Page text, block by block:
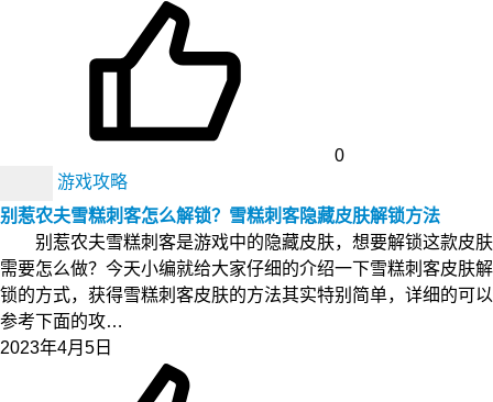
0
游戏攻略
别惹农夫雪糕刺客怎么解锁？雪糕刺客隐藏皮肤解锁方法
别惹农夫雪糕刺客是游戏中的隐藏皮肤，想要解锁这款皮肤
需要怎么做？今天小编就给大家仔细的介绍一下雪糕刺客皮肤解
锁的方式，获得雪糕刺客皮肤的方法其实特别简单，详细的可以
参考下面的攻…
2023年4月5日